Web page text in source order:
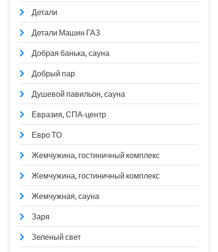
Детали
Детали Машин ГАЗ
Добрая банька, сауна
Добрый пар
Душевой павильон, сауна
Евразия, СПА-центр
Евро ТО
Жемчужина, гостиничный комплекс
Жемчужина, гостиничный комплекс
Жемчужная, сауна
Заря
Зеленый свет